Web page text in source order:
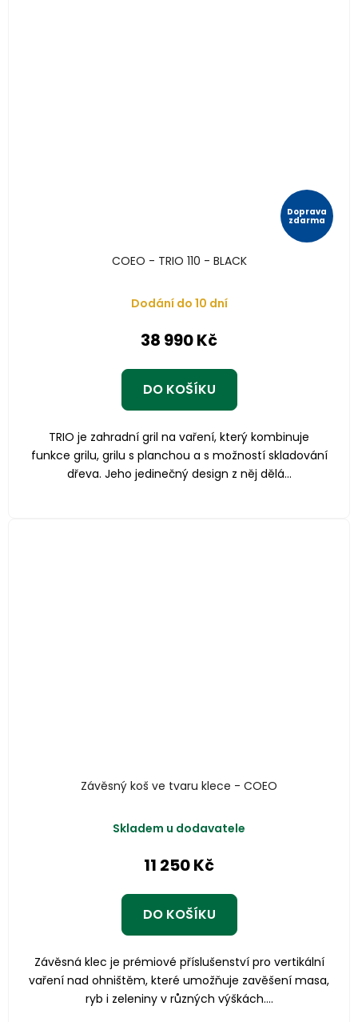
Doprava
zdarma
COEO - TRIO 110 - BLACK
Dodání do 10 dní
38 990 Kč
DO KOŠÍKU
TRIO je zahradní gril na vaření, který kombinuje
funkce grilu, grilu s planchou a s možností skladování
dřeva. Jeho jedinečný design z něj dělá...
Závěsný koš ve tvaru klece - COEO
Skladem u dodavatele
11 250 Kč
DO KOŠÍKU
Závěsná klec je prémiové příslušenství pro vertikální
vaření nad ohništěm, které umožňuje zavěšení masa,
ryb i zeleniny v různých výškách....